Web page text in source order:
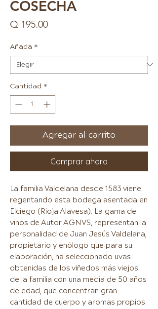
COSECHA
Q 195.00Precio
Añada *
Cantidad *
Agregar al carrito
Comprar ahora
La familia Valdelana desde 1583 viene
regentando esta bodega asentada en
Elciego (Rioja Alavesa). La gama de
vinos de Autor AGNVS, representan la
personalidad de Juan Jesús Valdelana,
propietario y enólogo que para su
elaboración, ha seleccionado uvas
obtenidas de los viñedos más viejos
de la familia con una media de 50 años
de edad, que concentran gran
cantidad de cuerpo y aromas propios